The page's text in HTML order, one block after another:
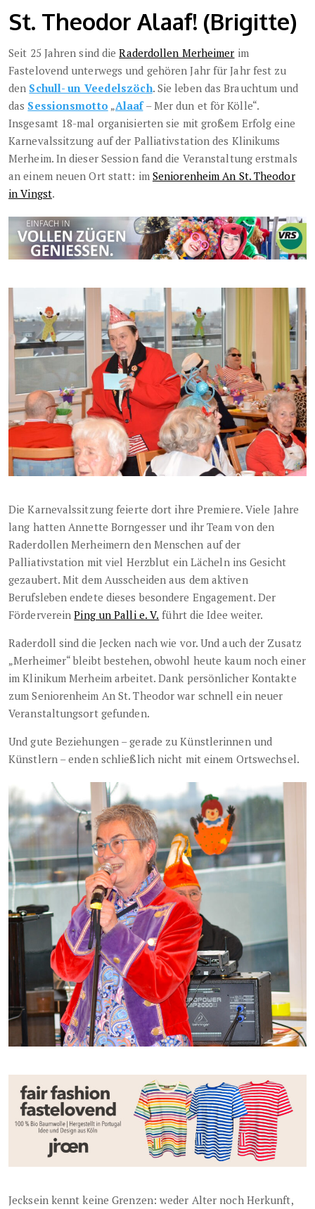
St. Theodor Alaaf! (Brigitte)
Seit 25 Jahren sind dieRaderdollen Merheimer im
Fastelovend unterwegs und gehören Jahr für Jahr fest zu
den Schull- un Veedelszöch. Sie leben das Brauchtum und
das Sessionsmotto „Alaaf– Mer dun et för Kölle“.
Insgesamt 18-mal organisierten sie mit großem Erfolg eine
Karnevalssitzung auf der Palliativstation des Klinikums
Merheim. In dieser Session fand die Veranstaltung erstmals
an einem neuen Ort statt: im Seniorenheim An St. Theodor
in Vingst.
Die Karnevalssitzung feierte dort ihre Premiere. Viele Jahre
lang hatten Annette Borngesser und ihr Team von den
Raderdollen Merheimern den Menschen auf der
Palliativstation mit viel Herzblut ein Lächeln ins Gesicht
gezaubert. Mit dem Ausscheiden aus dem aktiven
Berufsleben endete dieses besondere Engagement. Der
FördervereinPing un Palli e. V. führt die Idee weiter.
Raderdoll sind die Jecken nach wie vor. Und auch der Zusatz
„Merheimer“ bleibt bestehen, obwohl heute kaum noch einer
im Klinikum Merheim arbeitet. Dank persönlicher Kontakte
zum Seniorenheim An St. Theodor war schnell ein neuer
Veranstaltungsort gefunden.
Und gute Beziehungen – gerade zu Künstlerinnen und
Künstlern – enden schließlich nicht mit einem Ortswechsel.
Jecksein kennt keine Grenzen: weder Alter noch Herkunft,